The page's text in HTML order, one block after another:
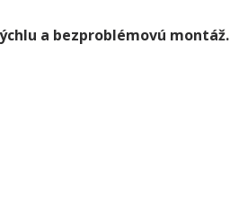
a bezproblémovú montáž.